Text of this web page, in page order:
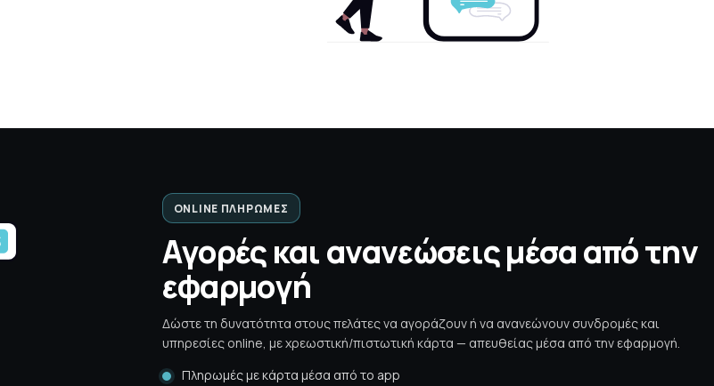
ONLINE ΠΛΗΡΩΜΈΣ
Αγορές και ανανεώσεις μέσα από την
εφαρμογή
Δώστε τη δυνατότητα στους πελάτες να αγοράζουν ή να ανανεώνουν συνδρομές και
υπηρεσίες online, με χρεωστική/πιστωτική κάρτα — απευθείας μέσα από την εφαρμογή.
Πληρωμές με κάρτα μέσα από το app